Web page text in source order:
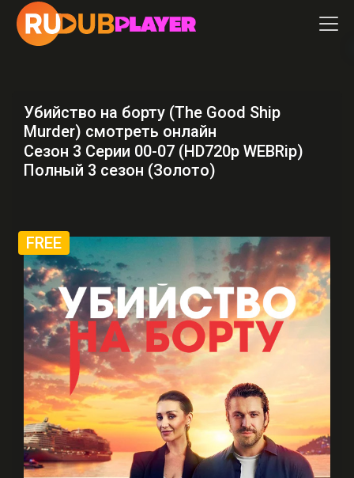
Убийство на борту (The Good Ship
Murder) смотреть онлайн
Сезон 3 Серии 00-07 (HD720p WEBRip)
Полный 3 сезон (Золото)
FREE